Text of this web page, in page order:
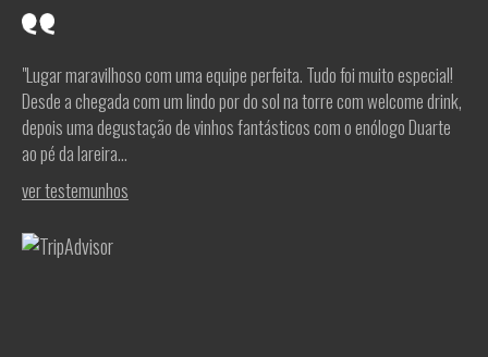
"Lugar maravilhoso com uma equipe perfeita. Tudo foi muito especial!
Desde a chegada com um lindo por do sol na torre com welcome drink,
depois uma degustação de vinhos fantásticos com o enólogo Duarte
ao pé da lareira...
ver testemunhos